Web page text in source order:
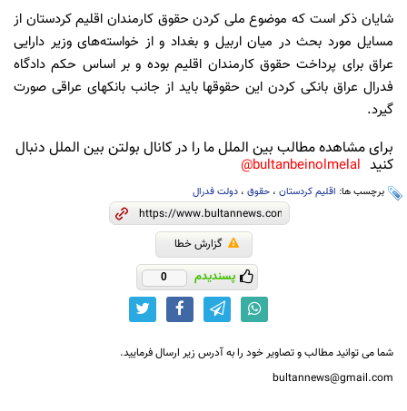
شایان ذکر است کە موضوع ملی کردن حقوق کارمندان اقلیم کردستان از
مسایل مورد بحث در میان اربیل و بغداد و از خواستەهای وزیر دارایی
عراق برای پرداخت حقوق کارمندان اقلیم بودە و بر اساس حکم دادگاە
فدرال عراق بانکی کردن این حقوقها باید از جانب بانکهای عراقی صورت
گیرد.
برای مشاهده مطالب بین الملل ما را در کانال بولتن بین الملل دنبال
کنید bultanbeinolmelal@
برچسب ها: اقلیم کردستان ، حقوق ، دولت فدرال
گزارش خطا
پسندیدم 0
شما می توانید مطالب و تصاویر خود را به آدرس زیر ارسال فرمایید.
bultannews@gmail.com